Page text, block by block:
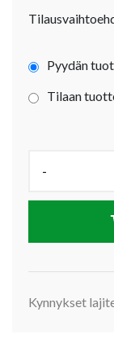
Pyydän
Tilaan
-
Kynnykset